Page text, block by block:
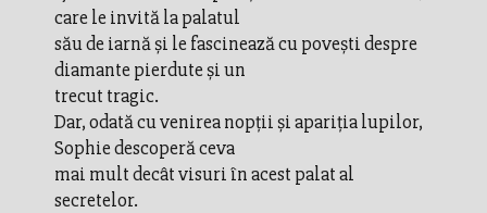
care le invită la palatul
său de iarnă şi le fascinează cu poveşti despre
diamante pierdute şi un
trecut tragic.
Dar, odată cu venirea nopţii şi apariţia lupilor,
Sophie descoperă ceva
mai mult decât visuri în acest palat al
secretelor.